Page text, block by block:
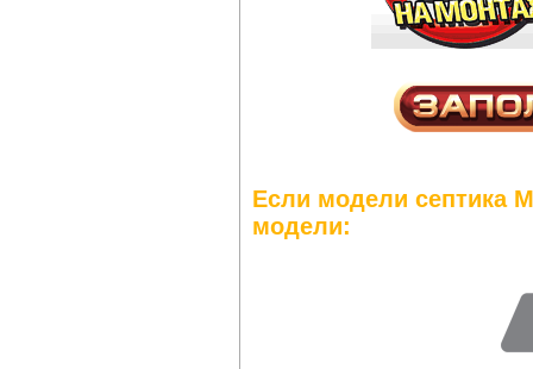
Если модели септика
модели: